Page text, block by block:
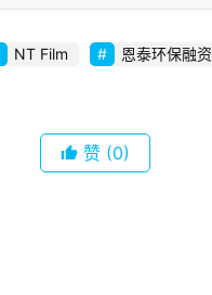
NT Film
恩泰环保融资
赞 (0)